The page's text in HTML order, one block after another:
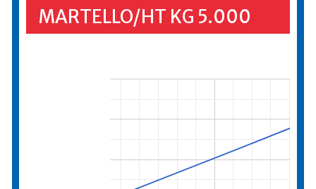
MARTELLO/HT KG 5.000